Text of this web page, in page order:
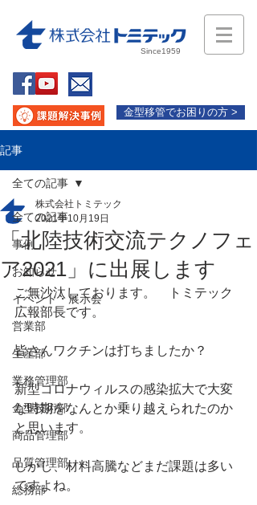
Since1959
金型移管でお困りの方 >
記事
全ての記事
事例
お知らせ
イベント・展示会
営業部
生産部
業務管理部
金型技術部
商品管理部
品質管理部
総務部
全ての記事
「北陸技術交流テクノフェ
ア2021」に出展します
株式会社トミテック
2021年10月19日
ご無沙汰しております。　トミテック
広報部長です。
皆さんワクチンは打ちましたか？
新型コロナウィルスの感染拡大で大変
な時期をなんとか乗り越えられたのか
と思います。
しかし、材料高騰などまだ課題は多い
ですよね。